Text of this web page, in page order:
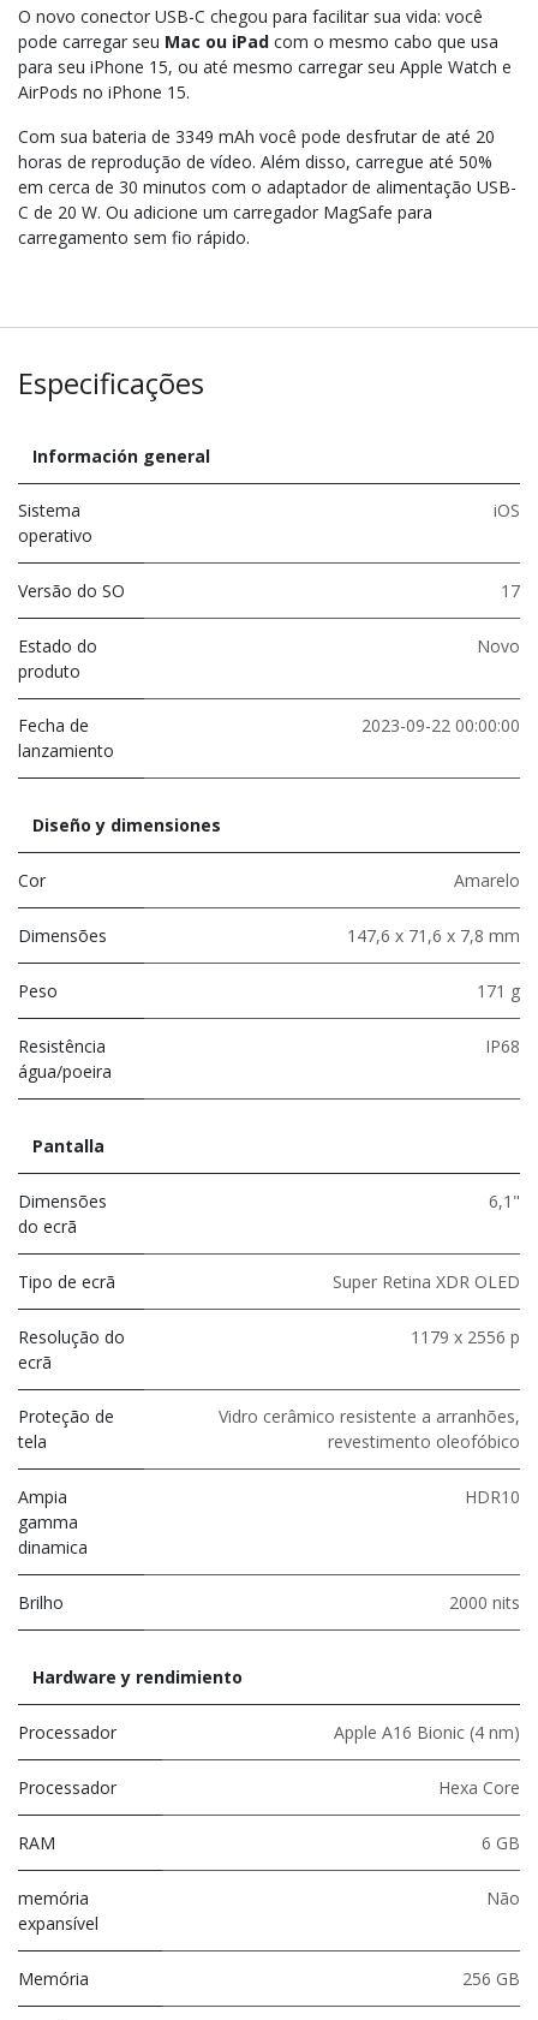
O novo conector USB-C chegou para facilitar sua vida: você
pode carregar seu Mac ou iPad com o mesmo cabo que usa
para seu iPhone 15, ou até mesmo carregar seu Apple Watch e
AirPods no iPhone 15.
Com sua bateria de 3349 mAh você pode desfrutar de até 20
horas de reprodução de vídeo. Além disso, carregue até 50%
em cerca de 30 minutos com o adaptador de alimentação USB-
C de 20 W. Ou adicione um carregador MagSafe para
carregamento sem fio rápido.
Especificações
Información general
Sistema
operativo
iOS
Versão do SO 17
Estado do
produto
Novo
Fecha de
lanzamiento
2023-09-22 00:00:00
Diseño y dimensiones
Cor Amarelo
Dimensões 147,6 x 71,6 x 7,8 mm
Peso 171 g
Resistência
água/poeira
IP68
Pantalla
Dimensões
do ecrã
6,1"
Tipo de ecrã Super Retina XDR OLED
Resolução do
ecrã
1179 x 2556 p
Proteção de
tela
Vidro cerâmico resistente a arranhões,
revestimento oleofóbico
Ampia
gamma
dinamica
HDR10
Brilho 2000 nits
Hardware y rendimiento
Processador Apple A16 Bionic (4 nm)
Processador Hexa Core
RAM 6 GB
memória
expansível
Não
Memória 256 GB